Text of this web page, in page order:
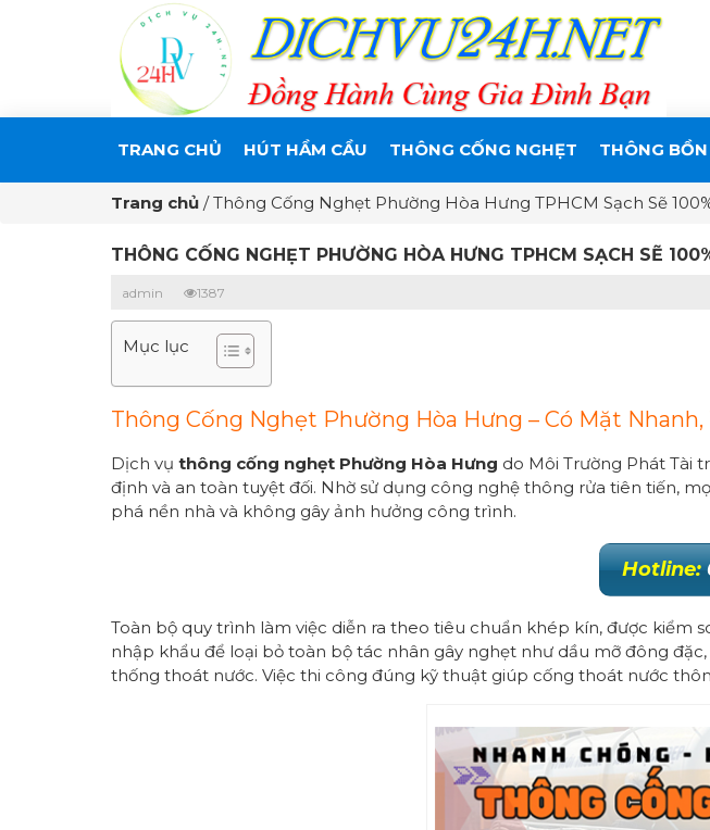
TRANG CHỦ HÚT HẦM CẦU THÔNG CỐNG NGHẸT THÔNG
Trang chủ /Thông Cống Nghẹt Phường Hòa Hưng TPHCM Sạch Sẽ
THÔNG CỐNG NGHẸT PHƯỜNG HÒA HƯNG TPHCM SẠCH SẼ
admin 1387
Mục lục
Thông Cống Nghẹt Phường Hòa Hưng – Có Mặt Nhanh,
Dịch vụ thông cống nghẹt Phường Hòa Hưng do Môi Trường Phát Tài
định và an toàn tuyệt đối. Nhờ sử dụng công nghệ thông rửa tiên tiến,
phá nền nhà và không gây ảnh hưởng công trình.
Hotline:
Toàn bộ quy trình làm việc diễn ra theo tiêu chuẩn khép kín, được
nhập khẩu để loại bỏ toàn bộ tác nhân gây nghẹt như dầu mỡ đông
thống thoát nước. Việc thi công đúng kỹ thuật giúp cống thoát nước